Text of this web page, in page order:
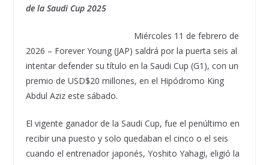
de la Saudi Cup 2025
Miércoles 11 de febrero de
2026 – Forever Young (JAP) saldrá por la puerta seis al
intentar defender su título en la Saudi Cup (G1), con un
premio de USD$20 millones, en el Hipódromo King
Abdul Aziz este sábado.
El vigente ganador de la Saudi Cup, fue el penúltimo en
recibir una puesto y solo quedaban el cinco o el seis
cuando el entrenador japonés, Yoshito Yahagi, eligió la